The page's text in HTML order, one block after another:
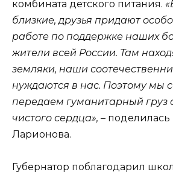
комбината детского питания.
близкие, друзья придают
работе по поддержке наших
жители всей России. Там
земляки, наши
нуждаются в нас. Поэтому мы
передаем гуманитарный груз
чистого сердца», –
Ларионова.
Губернатор поблагодарил